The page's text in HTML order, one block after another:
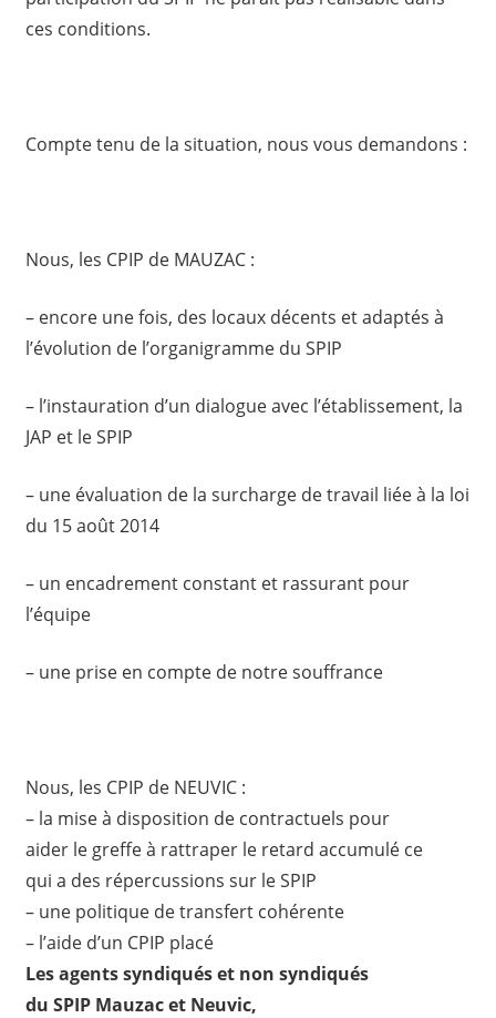
ces conditions.
Compte tenu de la situation, nous vous demandons :
Nous, les CPIP de MAUZAC :
– encore une fois, des locaux décents et adaptés à
l’évolution de l’organigramme du SPIP
– l’instauration d’un dialogue avec l’établissement, la
JAP et le SPIP
– une évaluation de la surcharge de travail liée à la loi
du 15 août 2014
– un encadrement constant et rassurant pour
l’équipe
– une prise en compte de notre souffrance
Nous, les CPIP de NEUVIC :
– la mise à disposition de contractuels pour
aider le greffe à rattraper le retard accumulé ce
qui a des répercussions sur le SPIP
– une politique de transfert cohérente
– l’aide d’un CPIP placé
Les agents syndiqués et non syndiqués
du SPIP Mauzac et Neuvic,